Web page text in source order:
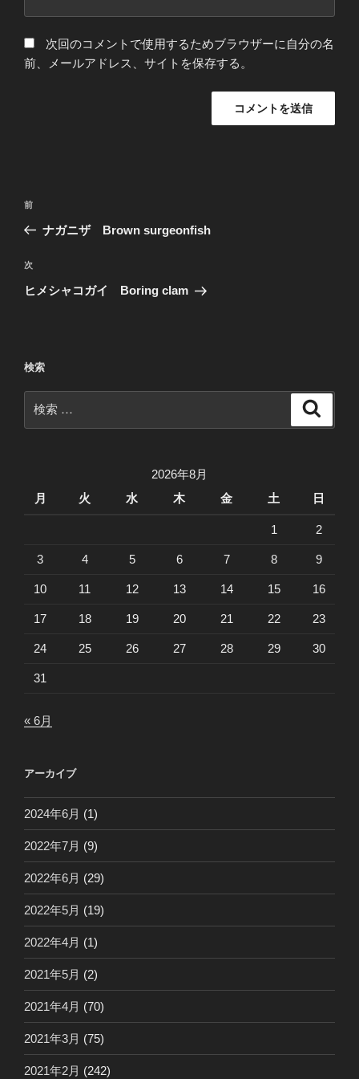
次回のコメントで使用するためブラウザーに自分の名
前、メールアドレス、サイトを保存する。
投
ビ
ゲ
ン
過
去
投
稿
前
ナガニザ Brown surgeonfish
次
の
次
ヒメシャコガイ Boring clam
検索
索:
2026年8月
月
火 水 木 金 土 日
1 2
3 4 5 6 7 8 9
10 11 12 13 14 15 16
17 18 19 20 21 22 23
24 25 26 27 28 29 30
31
« 6月
アーカイブ
2024年6月 (1)
2022年7月 (9)
2022年6月 (29)
2022年5月 (19)
2022年4月 (1)
2021年5月 (2)
2021年4月 (70)
2021年3月 (75)
2021年2月 (242)